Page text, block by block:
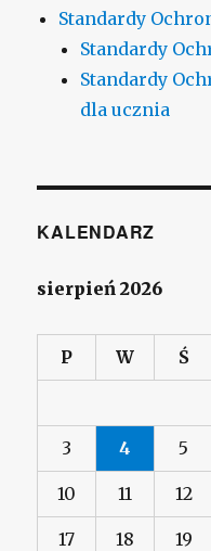
Standardy
Standardy
Standardy
dla ucznia
KALENDARZ
sierpień 2026
P W Ś
3 4 5
10 11 12
17 18 19